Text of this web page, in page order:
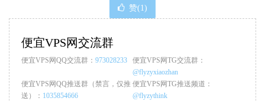
赞(1)
便宜VPS网交流群
便宜VPS网QQ交流群： 973028233
便宜VPS网TG交流群：
@flyzyxiaozhan
便宜VPS网QQ推送群（禁言，仅推
送）： 1035854666
便宜VPS网TG推送频道：
@flyzythink